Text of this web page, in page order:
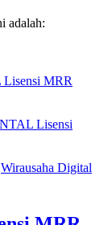
adalah:
Wirausaha Digital